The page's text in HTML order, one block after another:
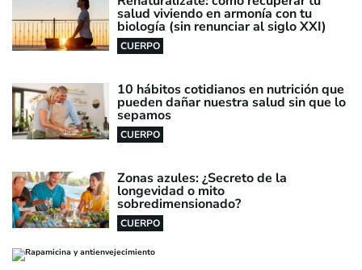
salud viviendo en armonía con tu
biología (sin renunciar al siglo XXI)
CUERPO
10 hábitos cotidianos en nutrición que
pueden dañar nuestra salud sin que lo
sepamos
CUERPO
Zonas azules: ¿Secreto de la
longevidad o mito
sobredimensionado?
CUERPO